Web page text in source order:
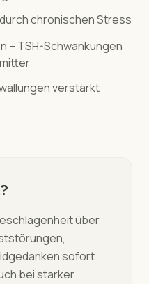
chronischen Stress
– TSH-Schwankungen
verstärkt
über
sofort
bei starker